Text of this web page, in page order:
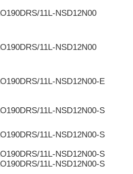
11L-NSD12N00
11L-NSD12N00
11L-NSD12N00-E
11L-NSD12N00-S
11L-NSD12N00-S
11L-NSD12N00-S
11L-NSD12N00-S